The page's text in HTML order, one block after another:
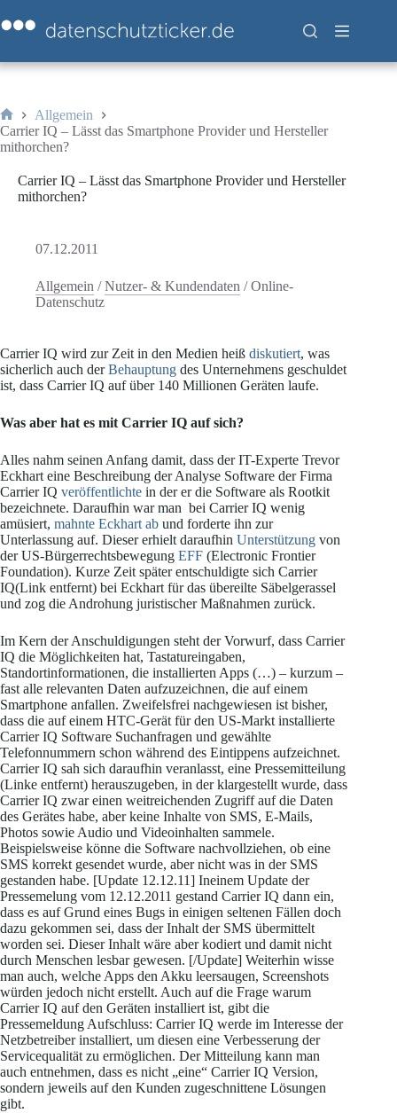
Inhalt
springen
Start
Allgemein
Carrier IQ – Lässt das Smartphone Provider und Hersteller
mithorchen?
Carrier IQ – Lässt das Smartphone Provider und Hersteller
mithorchen?
07.12.2011
Allgemein /Nutzer- & Kundendaten /Online-
Datenschutz
Carrier IQ wird zur Zeit in den Medien heiß diskutiert, was
sicherlich auch derBehauptung des Unternehmens geschuldet
ist, dass Carrier IQ auf über 140 Millionen Geräten laufe.
Was aber hat es mit Carrier IQ auf sich?
Alles nahm seinen Anfang damit, dass der IT-Experte Trevor
Eckhart eine Beschreibung der Analyse Software der Firma
Carrier IQ veröffentlichte in der er die Software als Rootkit
bezeichnete. Daraufhin war man bei Carrier IQ wenig
amüsiert, mahnte Eckhart ab und forderte ihn zur
Unterlassung auf. Dieser erhielt daraufhin Unterstützung von
der US-Bürgerrechtsbewegung EFF (Electronic Frontier
Foundation). Kurze Zeit später entschuldigte sich Carrier
IQ(Link entfernt) bei Eckhart für das übereilte Säbelgerassel
und zog die Androhung juristischer Maßnahmen zurück.
Im Kern der Anschuldigungen steht der Vorwurf, dass Carrier
IQ die Möglichkeiten hat, Tastatureingaben,
Standortinformationen, die installierten Apps (…) – kurzum –
fast alle relevanten Daten aufzuzeichnen, die auf einem
Smartphone anfallen. Zweifelsfrei nachgewiesen ist bisher,
dass die auf einem HTC-Gerät für den US-Markt installierte
Carrier IQ Software Suchanfragen und gewählte
Telefonnummern schon während des Eintippens aufzeichnet.
Carrier IQ sah sich daraufhin veranlasst, eine Pressemitteilung
(Linke entfernt) herauszugeben, in der klargestellt wurde, dass
Carrier IQ zwar einen weitreichenden Zugriff auf die Daten
des Gerätes habe, aber keine Inhalte von SMS, E-Mails,
Photos sowie Audio und Videoinhalten sammele.
Beispielsweise könne die Software nachvollziehen, ob eine
SMS korrekt gesendet wurde, aber nicht was in der SMS
gestanden habe. [Update 12.12.11] Ineinem Update der
Pressemelung vom 12.12.2011 gestand Carrier IQ dann ein,
dass es auf Grund eines Bugs in einigen seltenen Fällen doch
dazu gekommen sei, dass der Inhalt der SMS übermittelt
worden sei. Dieser Inhalt wäre aber kodiert und damit nicht
durch Menschen lesbar gewesen. [/Update] Weiterhin wisse
man auch, welche Apps den Akku leersaugen, Screenshots
würden jedoch nicht erstellt. Auch auf die Frage warum
Carrier IQ auf den Geräten installiert ist, gibt die
Pressemeldung Aufschluss: Carrier IQ werde im Interesse der
Netzbetreiber installiert, um diesen eine Verbesserung der
Servicequalität zu ermöglichen. Der Mitteilung kann man
auch entnehmen, dass es nicht „eine“ Carrier IQ Version,
sondern jeweils auf den Kunden zugeschnittene Lösungen
gibt.